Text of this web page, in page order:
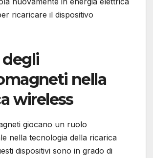
ricaricare il dispositivo
degli
nella
wireless
giocano un ruolo
nella tecnologia della ricarica
dispositivi sono in grado di